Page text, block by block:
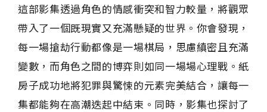
這部影集透過角色的情感衝突和智力較量，將觀眾
帶入了一個既現實又充滿懸疑的世界。你會發現，
每一場搶劫行動都像是一場棋局，思慮縝密且充滿
變數，而角色之間的博弈則如同一場場心理戰。紙
房子成功地將犯罪與驚悚的元素完美結合，讓每一
集都能夠在高潮迭起中結束。同時，影集也探討了